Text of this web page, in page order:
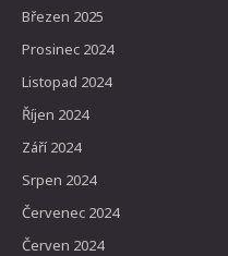
Březen 2025
Prosinec 2024
Listopad 2024
Říjen 2024
Září 2024
Srpen 2024
Červenec 2024
Červen 2024